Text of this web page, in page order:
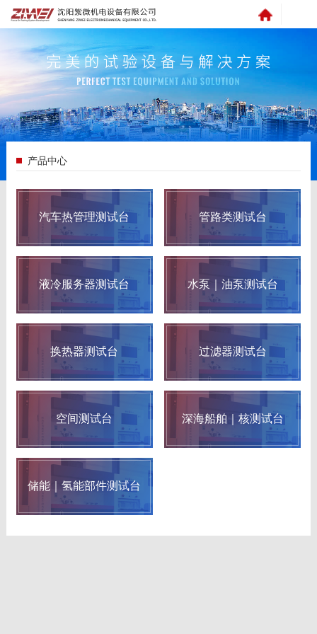
产品中心
汽车热管理测试台 管路类测试台
液冷服务器测试台 水泵｜油泵测试台
换热器测试台 过滤器测试台
空间测试台 深海船舶｜核测试台
储能｜氢能部件测试台